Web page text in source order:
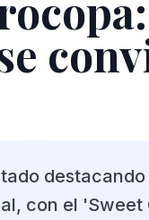
destacando
con el